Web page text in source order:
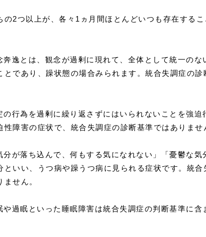
の2つ以上が、各々1ヵ月間ほとんどいつも存在する
奔逸とは、観念が過剰に現れて、全体として統一のな
とであり、躁状態の場合みられます。統合失調症の
の行為を過剰に繰り返さずにはいられないことを強迫
性障害の症状で、統合失調症の診断基準ではありませ
分が落ち込んで、何もする気になれない」「憂鬱な気
といい、うつ病や躁うつ病に見られる症状です。統合
ません。
や過眠といった睡眠障害は統合失調症の判断基準に含